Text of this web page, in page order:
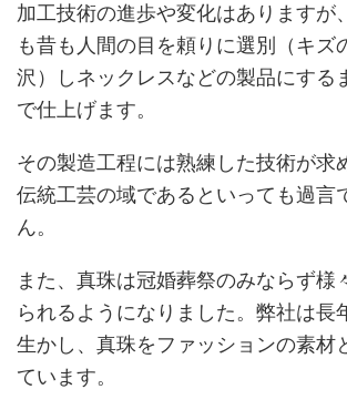
加工技術の進歩や変化はありますが
も昔も人間の目を頼りに選別（キズ
沢）しネックレスなどの製品にする
で仕上げます。
その製造工程には熟練した技術が求
伝統工芸の域であるといっても過言
ん。
また、真珠は冠婚葬祭のみならず様
られるようになりました。弊社は長
生かし、真珠をファッションの素材
ています。